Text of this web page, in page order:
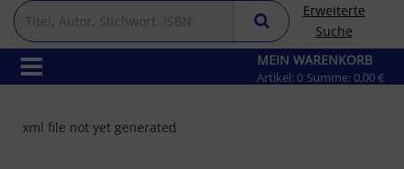
Erweiterte
Suche
MEIN WARENKORB
Artikel: 0 Summe: 0,00 €
xml file not yet generated